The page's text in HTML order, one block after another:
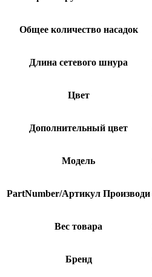
Общее количество насадок
Длина сетевого шнура
Цвет
Дополнительный цвет
Модель
PartNumber/Артикул Производи
Вес товара
Бренд